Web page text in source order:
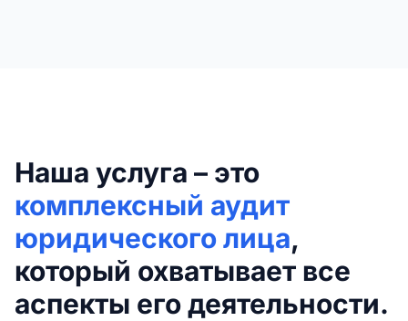
Наша услуга – это
комплексный аудит
юридического лица,
который охватывает все
аспекты его деятельности.